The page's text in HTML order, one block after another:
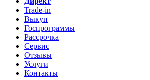
Trade-in
Выкуп
Госпрограммы
Рассрочка
Сервис
Отзывы
Услуги
Контакты